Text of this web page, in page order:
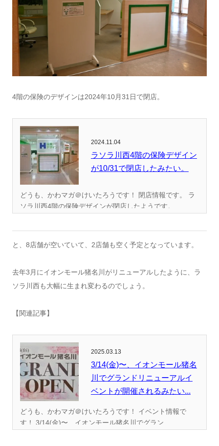
4階の保険のデザインは2024年10月31日で閉店。
2024.11.04
ラソラ川西4階の保険デザイン
が10/31で閉店したみたい。
どうも、かわマガ＠けいたろうです！ 閉店情報です。 ラ
ソラ川西4階の保険デザインが閉店したようです。...
と、8店舗が空いていて、2店舗も空く予定となっています。
去年3月にイオンモール猪名川がリニューアルしたように、ラ
ソラ川西も大幅に生まれ変わるのでしょう。
【関連記事】
2025.03.13
3/14(金)〜、イオンモール猪名
川でグランドリニューアルイ
ベントが開催されるみたい...
どうも、かわマガ＠けいたろうです！ イベント情報で
す！ 3/14(金)〜、イオンモール猪名川でグラン...